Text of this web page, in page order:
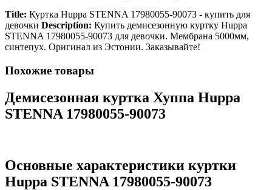
Title: Куртка Huppa STENNA 17980055-90073 - купить для
девочки Description: Купить демисезонную куртку Huppa
STENNA 17980055-90073 для девочки. Мембрана 5000мм,
синтепух. Оригинал из Эстонии. Заказывайте!
Похожие товары
Демисезонная куртка Хуппа Huppa
STENNA 17980055-90073
Основные характеристики куртки
Huppa STENNA 17980055-90073